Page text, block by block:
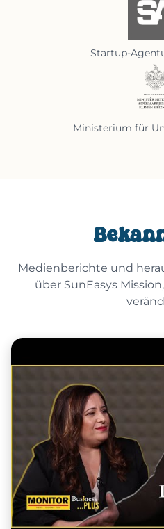
Startup-
Ministerium für
Medienberichte und
über SunEasys